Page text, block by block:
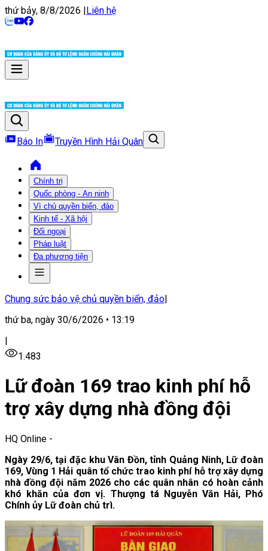
thứ bảy, 8/8/2026 |Liên hệ
Báo In Truyền Hình Hải Quân
Chính trị
Quốc phòng - An ninh
Vì chủ quyền biển, đảo
Kinh tế - Xã hội
Đối ngoại
Pháp luật
Đa phương tiện
Chung sức bảo vệ chủ quyền biển, đảo|
thứ ba, ngày 30/6/2026 • 13:19
|
1.483
Lữ đoàn 169 trao kinh phí hỗ
trợ xây dựng nhà đồng đội
HQ Online -
Ngày 29/6, tại đặc khu Vân Đồn, tỉnh Quảng Ninh, Lữ đoàn
169, Vùng 1 Hải quân tổ chức trao kinh phí hỗ trợ xây dựng
nhà đồng đội năm 2026 cho các quân nhân có hoàn cảnh
khó khăn của đơn vị. Thượng tá Nguyễn Văn Hải, Phó
Chính ủy Lữ đoàn chủ trì.